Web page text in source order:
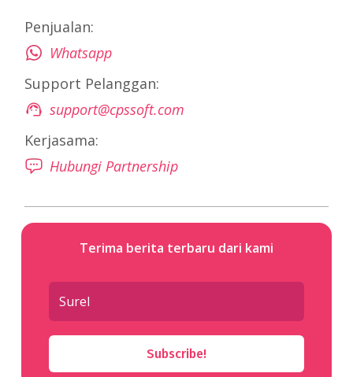
Penjualan:
Whatsapp
Support Pelanggan:
support@cpssoft.com
Kerjasama:
Hubungi Partnership
Terima berita terbaru dari kami
Subscribe!